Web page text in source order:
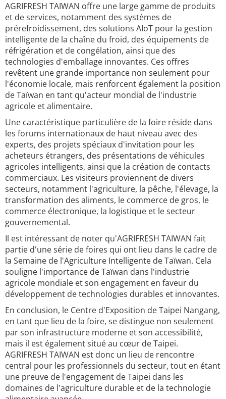
AGRIFRESH TAIWAN offre une large gamme de produits
et de services, notamment des systèmes de
prérefroidissement, des solutions AIoT pour la gestion
intelligente de la chaîne du froid, des équipements de
réfrigération et de congélation, ainsi que des
technologies d'emballage innovantes. Ces offres
revêtent une grande importance non seulement pour
l'économie locale, mais renforcent également la position
de Taïwan en tant qu'acteur mondial de l'industrie
agricole et alimentaire.
Une caractéristique particulière de la foire réside dans
les forums internationaux de haut niveau avec des
experts, des projets spéciaux d'invitation pour les
acheteurs étrangers, des présentations de véhicules
agricoles intelligents, ainsi que la création de contacts
commerciaux. Les visiteurs proviennent de divers
secteurs, notamment l'agriculture, la pêche, l'élevage, la
transformation des aliments, le commerce de gros, le
commerce électronique, la logistique et le secteur
gouvernemental.
Il est intéressant de noter qu'AGRIFRESH TAIWAN fait
partie d'une série de foires qui ont lieu dans le cadre de
la Semaine de l'Agriculture Intelligente de Taïwan. Cela
souligne l'importance de Taïwan dans l'industrie
agricole mondiale et son engagement en faveur du
développement de technologies durables et innovantes.
En conclusion, le Centre d'Exposition de Taipei Nangang,
en tant que lieu de la foire, se distingue non seulement
par son infrastructure moderne et son accessibilité,
mais il est également situé au cœur de Taipei.
AGRIFRESH TAIWAN est donc un lieu de rencontre
central pour les professionnels du secteur, tout en étant
une preuve de l'engagement de Taipei dans les
domaines de l'agriculture durable et de la technologie